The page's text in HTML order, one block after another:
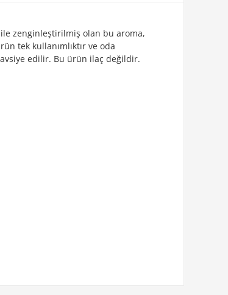
ile zenginleştirilmiş olan bu aroma,
tek kullanımlıktır ve oda
edilir. Bu ürün ilaç değildir.